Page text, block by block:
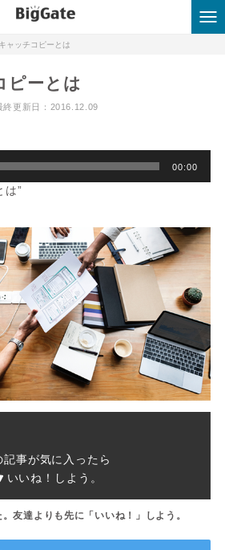
い合わせはこちら
ャッチコピーとは
ピーとは
更新日：2016.12.09
00:00
は”
記事が気に入ったら
いいね！
しよう。
友達よりも先に「いいね！」しよう。